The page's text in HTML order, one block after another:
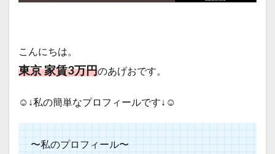
こんにちは。
東京 家賃3万円のあげおです。
☺️↓私の簡単なプロフィールです↓☺️
〜私のプロフィール〜